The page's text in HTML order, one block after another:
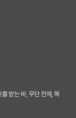
받는 바, 무단 전재, 복